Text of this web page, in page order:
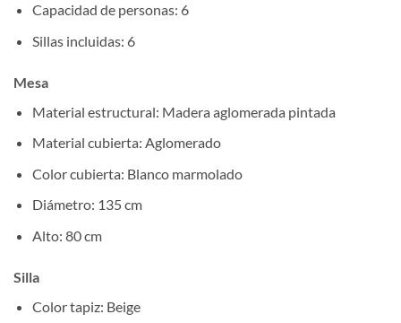
Capacidad de personas: 6
Sillas incluidas: 6
Mesa
Material estructural: Madera aglomerada pintada
Material cubierta: Aglomerado
Color cubierta: Blanco marmolado
Diámetro: 135 cm
Alto: 80 cm
Silla
Color tapiz: Beige